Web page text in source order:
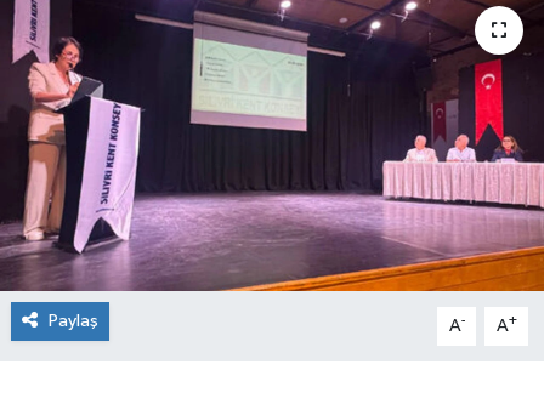
Paylaş A- A+
Son Dakika Haberleri
Haber Arşivi